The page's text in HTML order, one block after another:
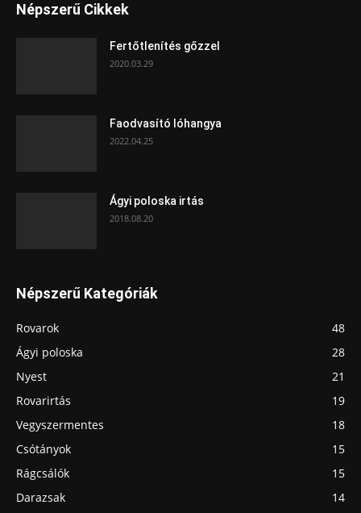
Népszerű Cikkek
Fertőtlenítés gőzzel
2020.03.29
Faodvasító lóhangya
2022.04.25
Ágyi poloska irtás
2018.08.20
Népszerű Kategóriák
Rovarok
48
Ágyi poloska
28
Nyest
21
Rovarirtás
19
Vegyszermentes
18
Csótányok
15
Rágcsálók
15
Darazsak
14